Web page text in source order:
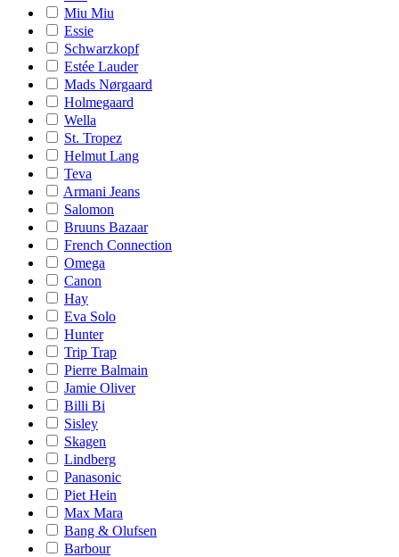
Miu Miu
Essie
Schwarzkopf
Estée Lauder
Mads Nørgaard
Holmegaard
Wella
St. Tropez
Helmut Lang
Teva
Armani Jeans
Salomon
Bruuns Bazaar
French Connection
Omega
Canon
Hay
Eva Solo
Hunter
Trip Trap
Pierre Balmain
Jamie Oliver
Billi Bi
Sisley
Skagen
Lindberg
Panasonic
Piet Hein
Max Mara
Bang & Olufsen
Barbour